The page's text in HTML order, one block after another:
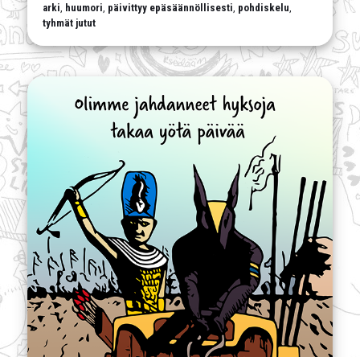
arki huumori päivittyy epäsäännöllisesti pohdiskelu
tyhmät jutut